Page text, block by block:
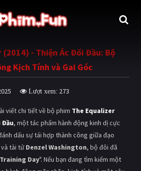
Hành động
Nhạc kịch
Tội phạm - Hình sự
Hài hước
- Thiện Ác Đối Đầu: Bộ
Kịch Tính và Gai Góc
Lượt xem: 273
viết chi tiết về bộ phim The Equalizer
Đầu, một tác phẩm hành động kinh dị cực
dấu sự tái hợp thành công giữa đạo
và tài tử Denzel Washington, bộ đôi đã
Training Day". Nếu bạn đang tìm kiếm một